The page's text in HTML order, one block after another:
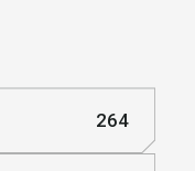
264